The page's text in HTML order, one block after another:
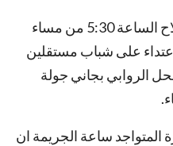
اقدمت عناصر تابع لحزب الإصلاح الساعة 5:30 من مساء
22 أبريل 2013م بالاعتداء على شباب مستقلين
الروابي بجاني جولة
ساعة الجريمة ان